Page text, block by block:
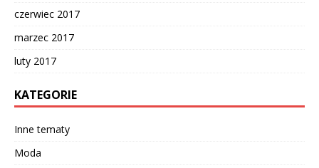
czerwiec 2017
marzec 2017
luty 2017
KATEGORIE
Inne tematy
Moda